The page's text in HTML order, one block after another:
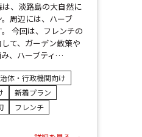
、淡路島の大自然に
周辺には、ハーブ
今回は、フレンチの
て、ガーデン散策や
、ハーブティ…
体・行政機関向け
新着プラン
フレンチ